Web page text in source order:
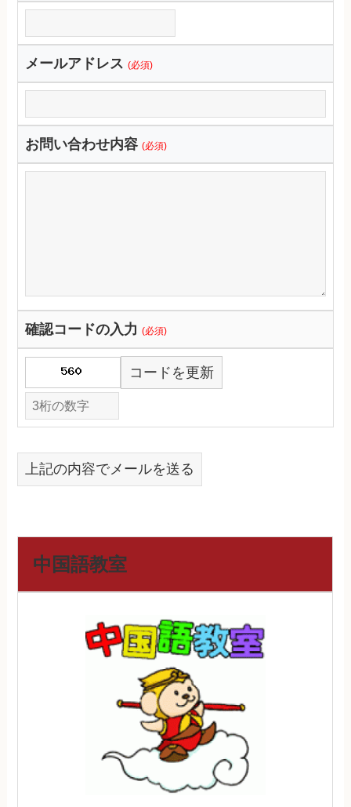
メールアドレス (必須)
お問い合わせ内容 (必須)
確認コードの入力(必須)
コードを更新
上記の内容でメールを送る
中国語教室